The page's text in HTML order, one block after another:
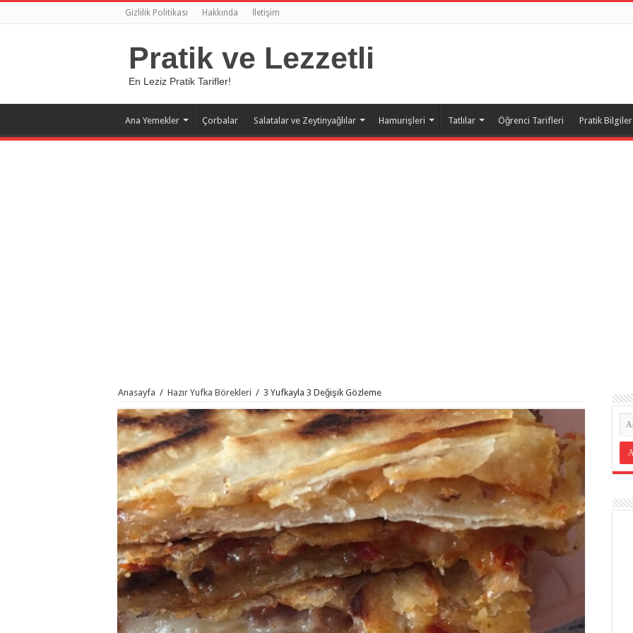
Gizlilik Politikası Hakkında İletişim
Pratik ve Lezzetli
En Leziz Pratik Tarifler!
Ana Yemekler Çorbalar Salatalar ve Zeytinyağlılar Hamurişleri Tatlılar Öğrenci Tarifleri Pratik Bilgiler
Anasayfa / Hazır Yufka Börekleri / 3 Yufkayla 3 Değişik Gözleme